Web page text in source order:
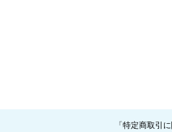
「特定商取引